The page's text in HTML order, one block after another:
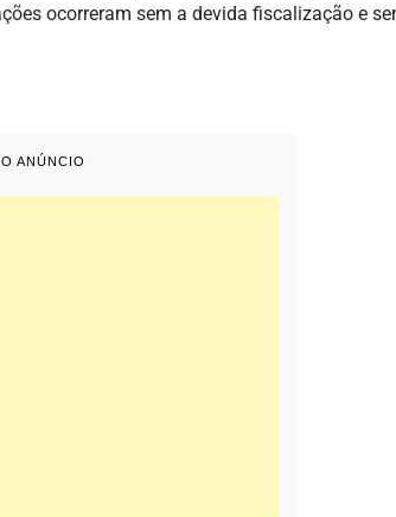
ocorreram sem a devida fiscalização e
ANÚNCIO